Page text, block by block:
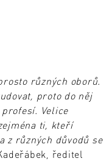
různých oborů.
proto do něj
Velice
ti, kteří
z různých důvodů se
ředitel